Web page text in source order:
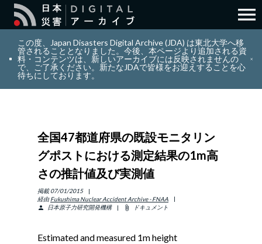
search 検索
layers コレクション
info_outline リソース
アバウト
ENGLISH 日本語
menu
この度、Japan Disasters Digital Archive (JDA) は東北大学へ移
管されることとなりました。今後、本ページより追加される資
料・コンテンツは、新しいアーカイブには反映されませんの
で、ご了承ください。新たなJDAで皆様をお迎えすることを心
待ちにしております。
全国47都道府県の既設モニタリン
グポストにおける測定結果の1m高
さの推計値及び実測値
掲載 07/01/2015
経由 Fukushima Nuclear Accident Archive - FNAA
person
日本原子力研究開発機構 attach_file ドキュメント
Estimated and measured 1m height